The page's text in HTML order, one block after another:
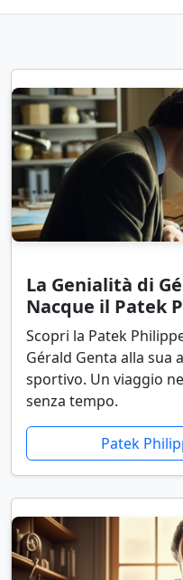
La Genialità di
Nacque il Patek
Scopri la Patek
Gérald Genta alla sua
sportivo. Un viaggio
senza tempo.
Patek